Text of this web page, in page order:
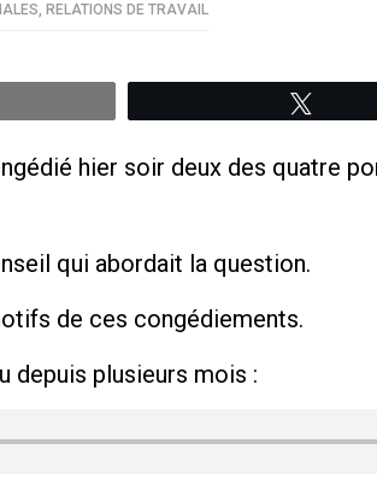
, RELATIONS DE TRAVAIL
hier soir deux des quatre
qui abordait la question.
de ces congédiements.
depuis plusieurs mois :